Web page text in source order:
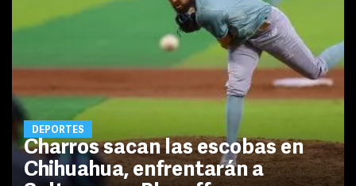
DEPORTES
Charros sacan las escobas en
Chihuahua, enfrentarán a